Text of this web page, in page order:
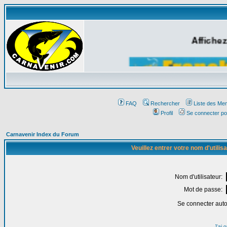
FAQ Rechercher
Liste des
Profil
Se connecter
Carnavenir Index du Forum
Veuillez entrer votre nom
Nom d'utilisateur:
Mot de passe:
Se connecter